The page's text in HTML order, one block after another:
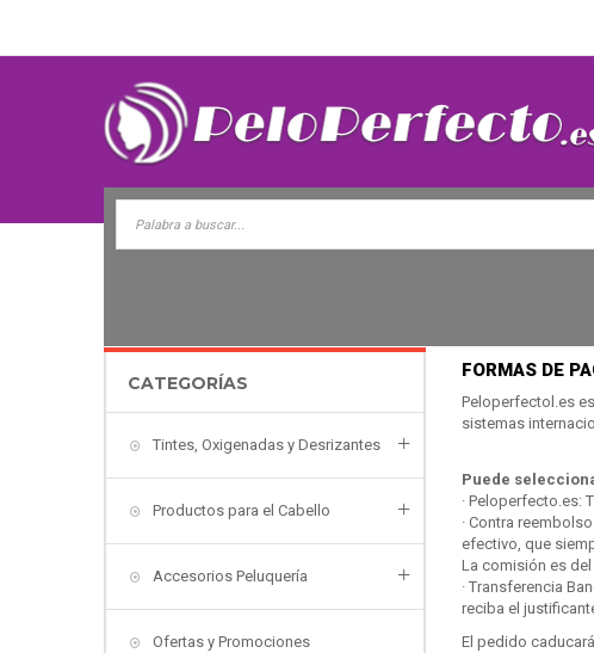
CATEGORÍAS
Tintes, Oxigenadas y Desrizantes
Productos para el Cabello
Accesorios Peluquería
Ofertas y Promociones
FORMAS DE
Peloperfectol.es
sistemas
Puede
· Peloperfecto.es:
· Contra
efectivo, que
La comisión es del
· Transferencia
reciba el
El pedido